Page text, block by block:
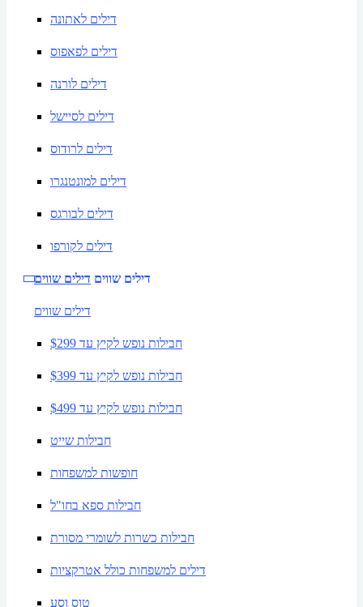
דילים לאתונה
דילים לפאפוס
דילים לורנה
דילים לסיישל
דילים לרודוס
דילים למונטנגרו
דילים לבורגס
דילים לקורפו
דילים שווים דילים שווים
דילים שווים
חבילות נופש לקיץ עד $299
חבילות נופש לקיץ עד $399
חבילות נופש לקיץ עד $499
חבילות שייט
חופשות למשפחות
חבילות ספא בחו"ל
חבילות כשרות לשומרי מסורת
דילים למשפחות כולל אטרקציות
טוס וסע